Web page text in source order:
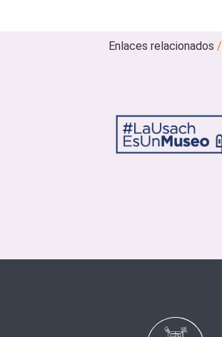
Enlaces relacionados/